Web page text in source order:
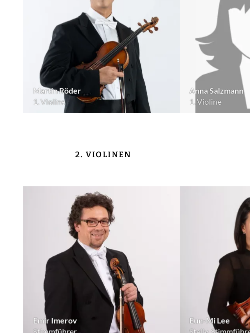
Martin Röder
1. Violine
Anna Salzmann
1. Violine
2. VIOLINEN
Emir Imerov
Eun-Mi Lee